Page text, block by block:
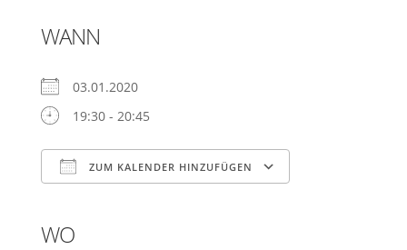
WANN
03.01.2020
19:30 - 20:45
ZUM KALENDER HINZUFÜGEN
WO